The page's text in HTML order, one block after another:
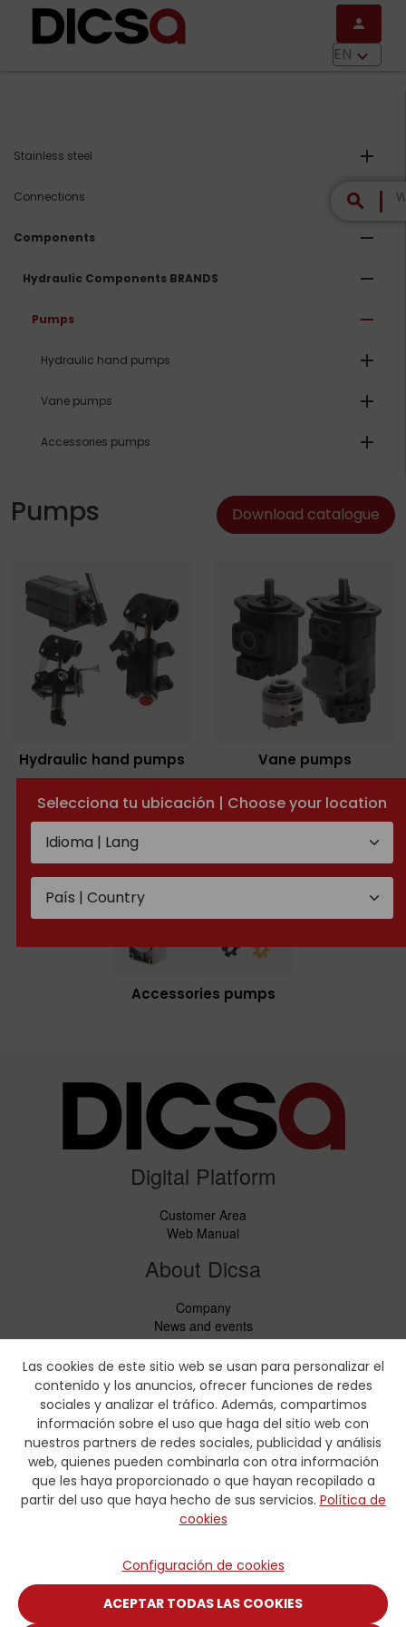
Skip to main content
Selecciona tu ubicación | Choose your location
Las cookies de este sitio web se usan para personalizar el
contenido y los anuncios, ofrecer funciones de redes
sociales y analizar el tráfico. Además, compartimos
información sobre el uso que haga del sitio web con
nuestros partners de redes sociales, publicidad y análisis
web, quienes pueden combinarla con otra información
que les haya proporcionado o que hayan recopilado a
partir del uso que haya hecho de sus servicios. Política de
cookies
Configuración de cookies
ACEPTAR TODAS LAS COOKIES
person
EN keyboard_arrow_down
search
Stainless steel add
Connections add
Components remove
Hydraulic Components BRANDS remove
Pumps remove
Hydraulic hand pumps add
Vane pumps add
Accessories pumps add
Pumps Download catalogue
Hydraulic hand pumps Vane pumps
Accessories pumps
Digital Platform
Customer Area
Web Manual
About Dicsa
Company
News and events
Services
Code of Conduct
Social responsability
CbC Report
Downloads
Price lists and leaflets
Certificates
Crimping charts
Hydraulic Forms
Contact
Contact